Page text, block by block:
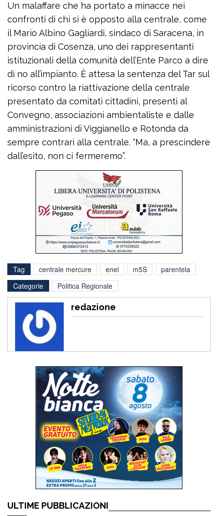
Un malaffare che ha portato a minacce nei
confronti di chi si è opposto alla centrale, come
il Mario Albino Gagliardi, sindaco di Saracena, in
provincia di Cosenza, uno dei rappresentanti
istituzionali della comunità dell’Ente Parco a dire
di no all’impianto. È attesa la sentenza del Tar sul
ricorso contro la riattivazione della centrale
presentato da comitati cittadini, presenti al
Convegno, associazioni ambientaliste e dalle
amministrazioni di Viggianello e Rotonda da
sempre contrari alla centrale. “Ma, a prescindere
dall’esito, non ci fermeremo”.
Tag centrale mercure enel m5S
parentela
Categorie
Politica Regionale
redazione
ULTIME PUBBLICAZIONI